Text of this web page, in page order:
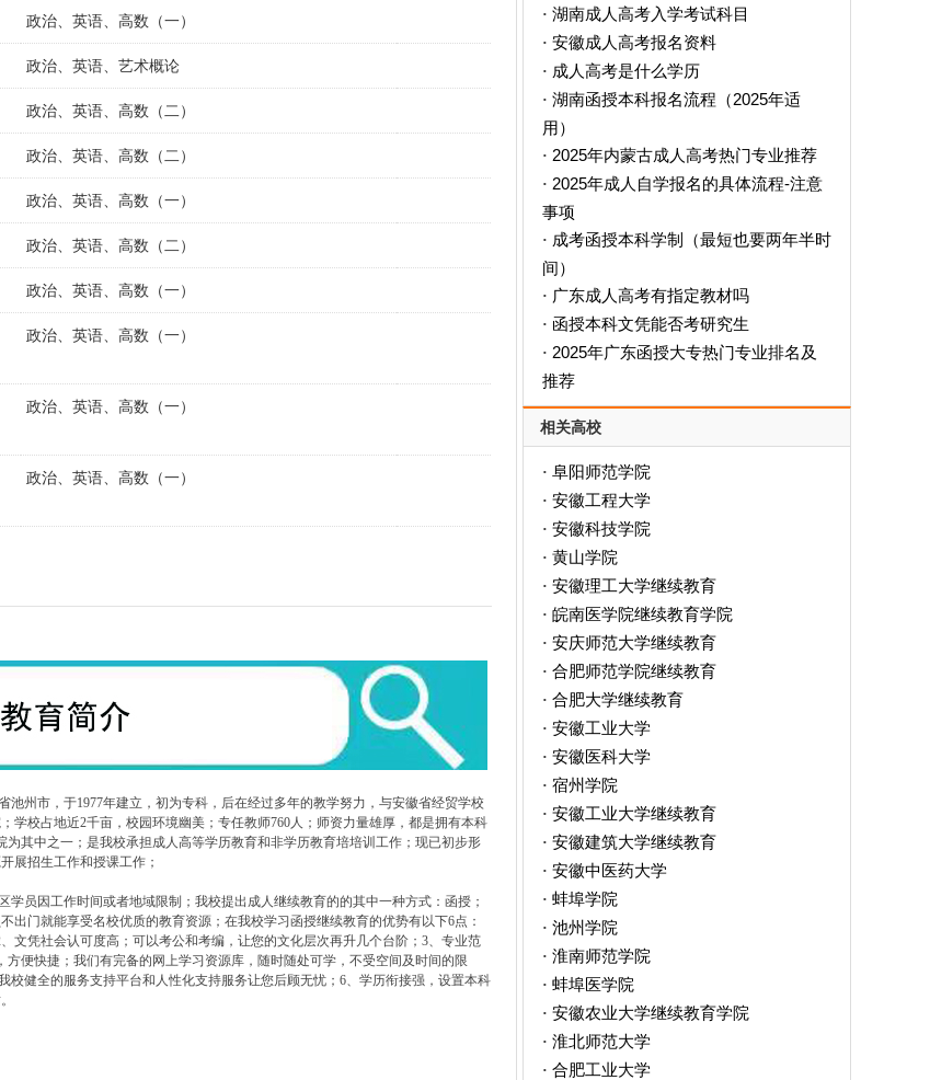
政治、英语、高数（一）
政治、英语、艺术概论
政治、英语、高数（二）
政治、英语、高数（二）
政治、英语、高数（一）
政治、英语、高数（二）
政治、英语、高数（一）
政治、英语、高数（一）
政治、英语、高数（一）
政治、英语、高数（一）
州市，于1977年建立，初为专科，后在经过多年的教学努力，与安徽省经贸学校
校占地近2千亩，校园环境幽美；专任教师760人；师资力量雄厚，都是拥有本科
其中之一；是我校承担成人高等学历教育和非学历教育培培训工作；现已初步形
展招生工作和授课工作；
员因工作时间或者地域限制；我校提出成人继续教育的的其中一种方式：函授；
门就能享受名校优质的教育资源；在我校学习函授继续教育的优势有以下6点：
文凭社会认可度高；可以考公和考编，让您的文化层次再升几个台阶；​3、专业范
便快捷；我们有完备的网上学习资源库，随时随处可学，不受空间及时间的限
健全的服务支持平台和人性化支持服务让您后顾无忧；​6、学历衔接强，设置本科
· 湖南成人高考入学考试科目
· 安徽成人高考报名资料
· 成人高考是什么学历
· ‌湖南函授本科报名流程（2025年适
用）‌
· 2025年内蒙古成人高考热门专业推荐
· 2025年成人自学报名的具体流程-注意
事项
· 成考函授本科学制（最短也要两年半时
间）
· 广东成人高考有指定教材吗
· 函授本科文凭能否考研究生
· 2025年广东函授大专热门专业排名及
推荐
相关高校
· 阜阳师范学院
· 安徽工程大学
· 安徽科技学院
· 黄山学院
· 安徽理工大学继续教育
· 皖南医学院继续教育学院
· 安庆师范大学继续教育
· 合肥师范学院继续教育
· 合肥大学继续教育
· 安徽工业大学
· 安徽医科大学
· 宿州学院
· 安徽工业大学继续教育
· 安徽建筑大学继续教育
· 安徽中医药大学
· 蚌埠学院
· 池州学院
· 淮南师范学院
· 蚌埠医学院
· 安徽农业大学继续教育学院
· 淮北师范大学
· 合肥工业大学